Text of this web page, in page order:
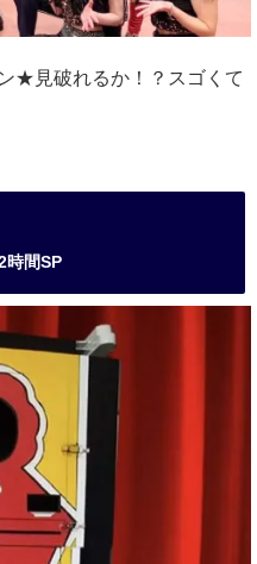
★見破れるか！？スゴくて
時間SP